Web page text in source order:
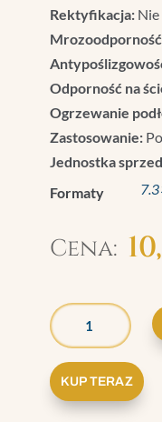
Rektyfikacja:Nie
Odporność na
Ogrzewanie
Zastosowanie:
Jednostka
Formaty
GRAZIA
BRERA
TOZZETTO
COTTO
KUP TERAZ